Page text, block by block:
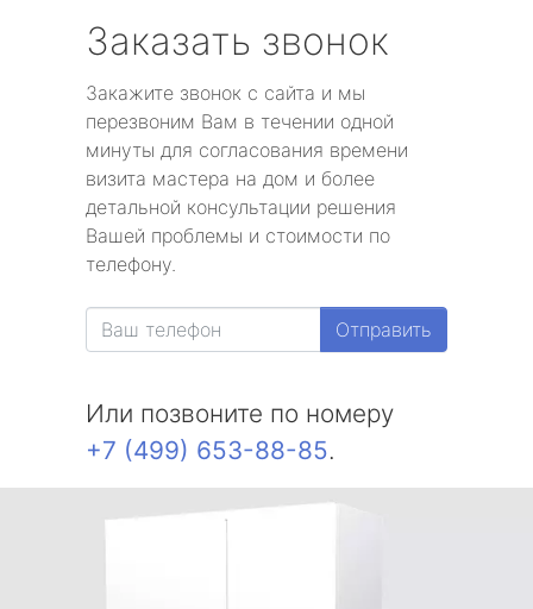
Заказать звонок
Закажите звонок с сайта и мы
перезвоним Вам в течении одной
минуты для согласования времени
визита мастера на дом и более
детальной консультации решения
Вашей проблемы и стоимости по
телефону.
Отправить
Или позвоните по номеру
+7 (499) 653-88-85.